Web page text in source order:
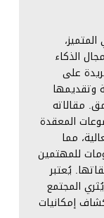
الذكاء
على
وتقديمها
مقالاته
المعقدة
مما
للمهتمين
يُعتبر
المجتمع
إمكانيات